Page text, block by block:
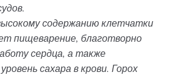
содержанию клетчатки
пищеварение, благотворно
сердца, а также
сахара в крови. Горох